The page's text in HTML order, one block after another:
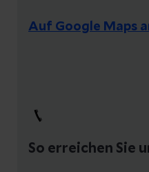
Auf Google Maps
So erreichen Sie